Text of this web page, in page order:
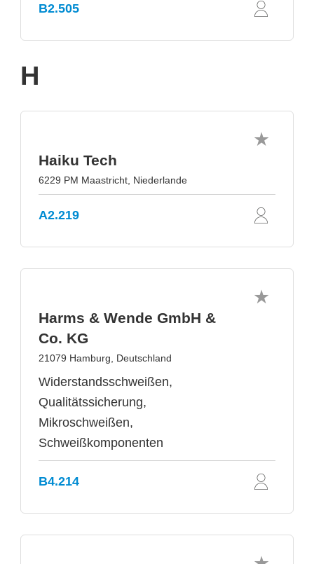
B2.505
H
Haiku Tech
6229 PM Maastricht, Niederlande
A2.219
Harms & Wende GmbH &
Co. KG
21079 Hamburg, Deutschland
Widerstandsschweißen,
Qualitätssicherung,
Mikroschweißen,
Schweißkomponenten
B4.214